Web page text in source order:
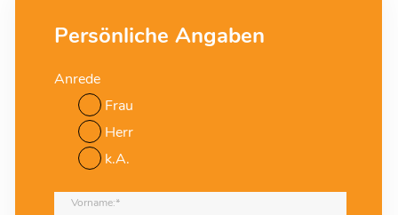
Persönliche Angaben
Anrede
Frau
Herr
k.A.
Vorname:*